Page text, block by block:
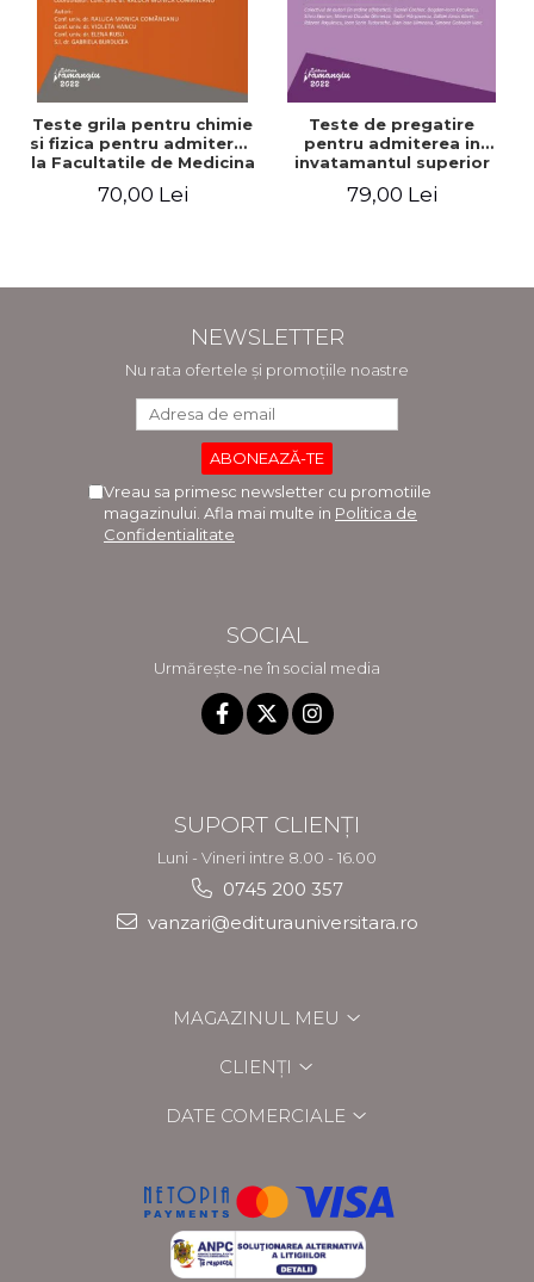
Teste grila pentru chimie
si fizica pentru admiterea
la Facultatile de Medicina
si Medicina Dentara.
Editia a II-a - Raluca
70,00 Lei
Teste de pregatire
pentru admiterea in
invatamantul superior
medical. Editia a V-a -
Daniel Cochior, Minerva
79,00 Lei
NEWSLETTER
Nu rata ofertele și promoțiile noastre
Vreau sa primesc newsletter cu promotiile
magazinului. Afla mai multe in Politica de
Confidentialitate
SOCIAL
Urmărește-ne în social media
SUPORT CLIENȚI
Luni - Vineri intre 8.00 - 16.00
0745 200 357
vanzari@editurauniversitara.ro
MAGAZINUL MEU
CLIENȚI
DATE COMERCIALE